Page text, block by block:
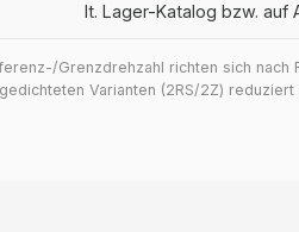
lt. Lager-Katalog bzw. auf
Grenzdrehzahl richten sich
Varianten (2RS/2Z)